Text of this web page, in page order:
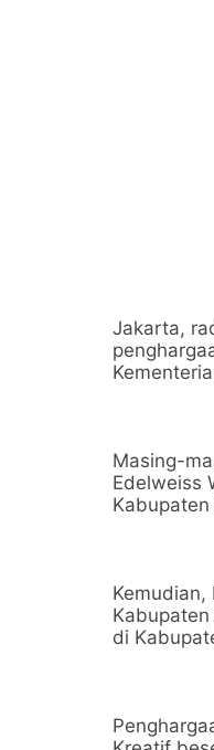
Jakarta,
Masing-
Edelweiss
Kemudian,
di